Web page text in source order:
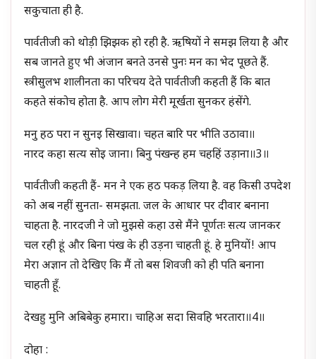
सकुचाता ही है.
पार्वतीजी को थोड़ी झिझक हो रही है. ऋषियों ने समझ लिया है और
सब जानते हुए भी अंजान बनते उनसे पुनः मन का भेद पूछते हैं.
स्त्रीसुलभ शालीनता का परिचय देते पार्वतीजी कहती हैं कि बात
कहते संकोच होता है. आप लोग मेरी मूर्खता सुनकर हंसेंगे.
मनु हठ परा न सुनइ सिखावा। चहत बारि पर भीति उठावा॥
नारद कहा सत्य सोइ जाना। बिनु पंखन्ह हम चहहिं उड़ाना॥3॥
पार्वतीजी कहती हैं- मन ने एक हठ पकड़ लिया है. वह किसी उपदेश
को अब नहीं सुनता- समझता. जल के आधार पर दीवार बनाना
चाहता है. नारदजी ने जो मुझसे कहा उसे मैंने पूर्णतः सत्य जानकर
चल रही हूं और बिना पंख के ही उड़ना चाहती हूं. हे मुनियों! आप
मेरा अज्ञान तो देखिए कि मैं तो बस शिवजी को ही पति बनाना
चाहती हूँ.
देखहु मुनि अबिबेकु हमारा। चाहिअ सदा सिवहि भरतारा॥4॥
दोहा :